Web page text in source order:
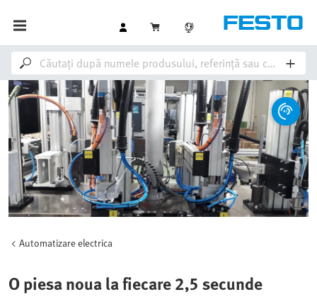
Automatizare electrica
O piesa noua la fiecare 2,5 secunde